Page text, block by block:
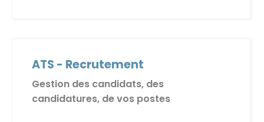
ATS - Recrutement
Gestion des candidats, des
candidatures, de vos postes